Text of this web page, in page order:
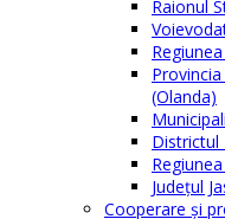
Raionul
(Olanda)
Districtul
Judeţul
Cooperare şi